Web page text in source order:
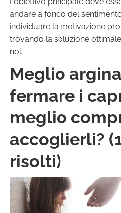
andare a fondo del
individuare la motivazione
trovando la soluzione
noi.
Meglio
fermare i
meglio
accoglierli?
risolti)